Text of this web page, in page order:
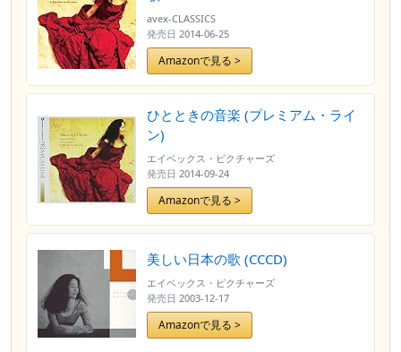
avex-CLASSICS
発売日 2014-06-25
Amazonで見る >
ひとときの音楽 (プレミアム・ライ
ン)
エイベックス・ピクチャーズ
発売日 2014-09-24
Amazonで見る >
美しい日本の歌 (CCCD)
エイベックス・ピクチャーズ
発売日 2003-12-17
Amazonで見る >